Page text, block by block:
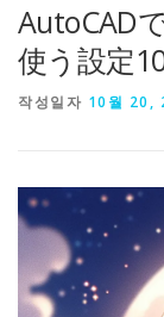
AutoCAD
使う設定
작성일자 10월 20,